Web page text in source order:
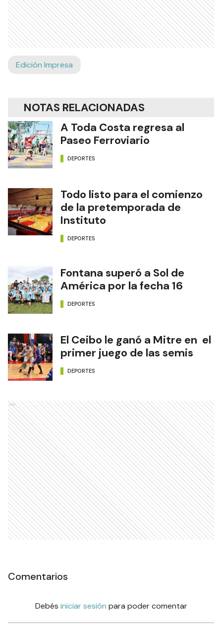
Edición Impresa
NOTAS RELACIONADAS
A Toda Costa regresa al
Paseo Ferroviario
DEPORTES
Todo listo para el comienzo
de la pretemporada de
Instituto
DEPORTES
Fontana superó a Sol de
América por la fecha 16
DEPORTES
El Ceibo le ganó a Mitre en el
primer juego de las semis
DEPORTES
Ads
Comentarios
Debés iniciar sesión para poder comentar